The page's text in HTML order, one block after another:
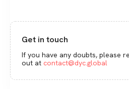
Get in touch
If you have any doubts, please
out at contact@dyc.global